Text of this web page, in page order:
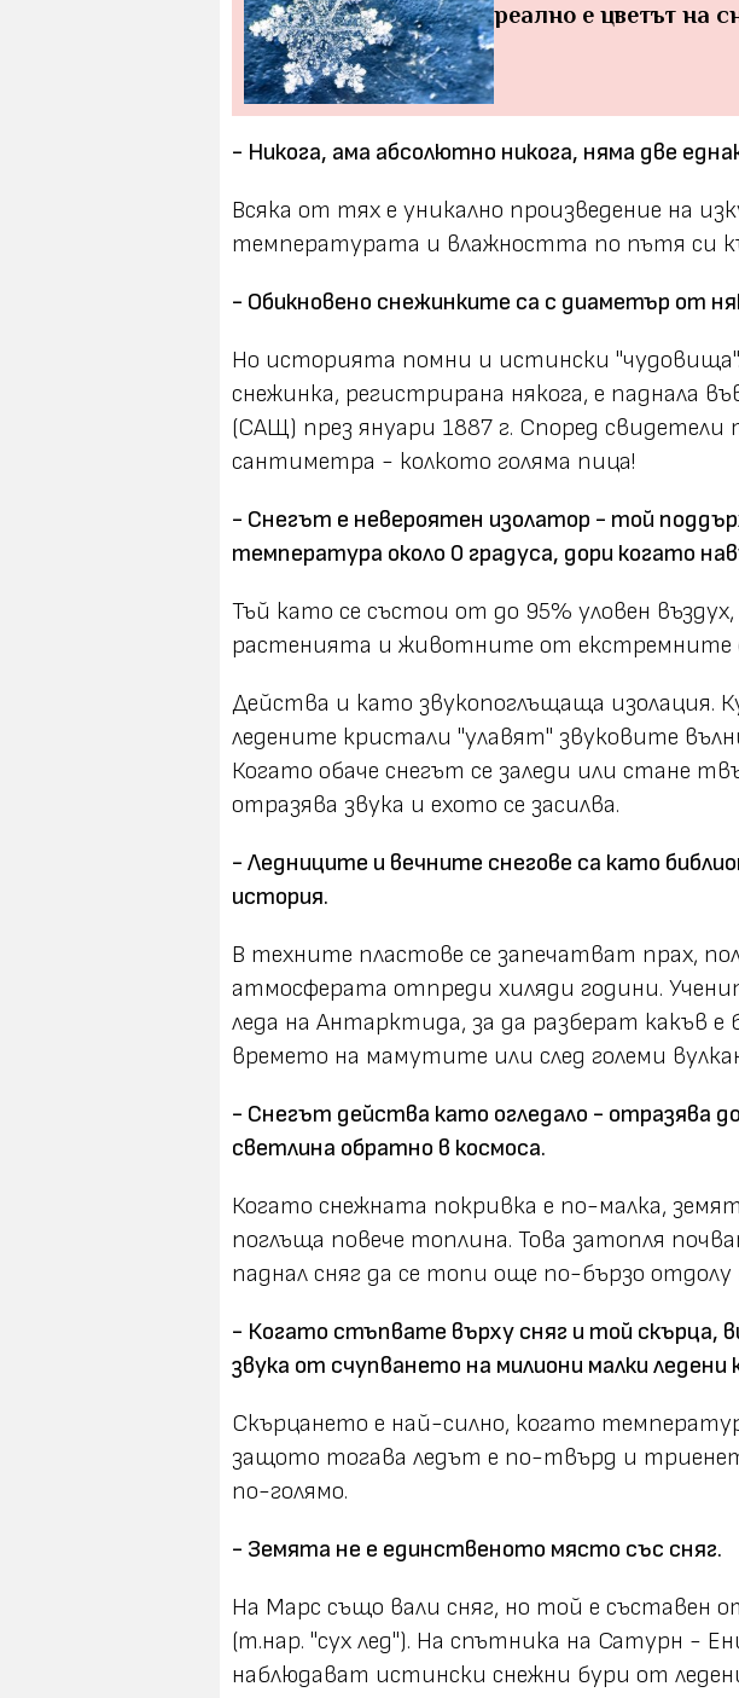
реално е цветът на
- Никога, ама абсолютно никога, няма две
Всяка от тях е уникално произведение на
температурата и влажността по пътя си
- Обикновено снежинките са с диаметър от
Но историята помни и истински
снежинка, регистрирана някога, е паднала
(САЩ) през януари 1887 г. Според свидетели
сантиметра - колкото голяма пица!
- Снегът е невероятен изолатор - той
температура около 0 градуса, дори когато
Тъй като се състои от до 95% уловен
растенията и животните от екстремните
Действа и като звукопоглъщаща изолация.
ледените кристали "улавят" звуковите
Когато обаче снегът се заледи или стане
отразява звука и ехото се засилва.
- Ледниците и вечните снегове са като
история.
В техните пластове се запечатват прах,
атмосферата отпреди хиляди години.
леда на Антарктида, за да разберат какъв е
времето на мамутите или след големи
- Снегът действа като огледало - отразява
светлина обратно в космоса.
Когато снежната покривка е по-малка,
поглъща повече топлина. Това затопля
паднал сняг да се топи още по-бързо отдолу
- Когато стъпвате върху сняг и той скърца,
звука от счупването на милиони малки ледени
Скърцането е най-силно, когато
защото тогава ледът е по-твърд и
по-голямо.
- Земята не е единственото място със сняг.
На Марс също вали сняг, но той е съставен
(т.нар. "сух лед"). На спътника на Сатурн -
наблюдават истински снежни бури от